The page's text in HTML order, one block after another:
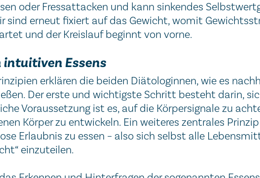
oder Fressattacken und kann sinkendes
sind erneut fixiert auf das Gewicht, womit
und der Kreislauf beginnt von vorne.
Essens
erklären die beiden Diätologinnen, wie es
Der erste und wichtigste Schritt besteht darin,
Voraussetzung ist es, auf die Körpersignale zu
Körper zu entwickeln. Ein weiteres zentrales
Erlaubnis zu essen – also sich selbst alle
einzuteilen.